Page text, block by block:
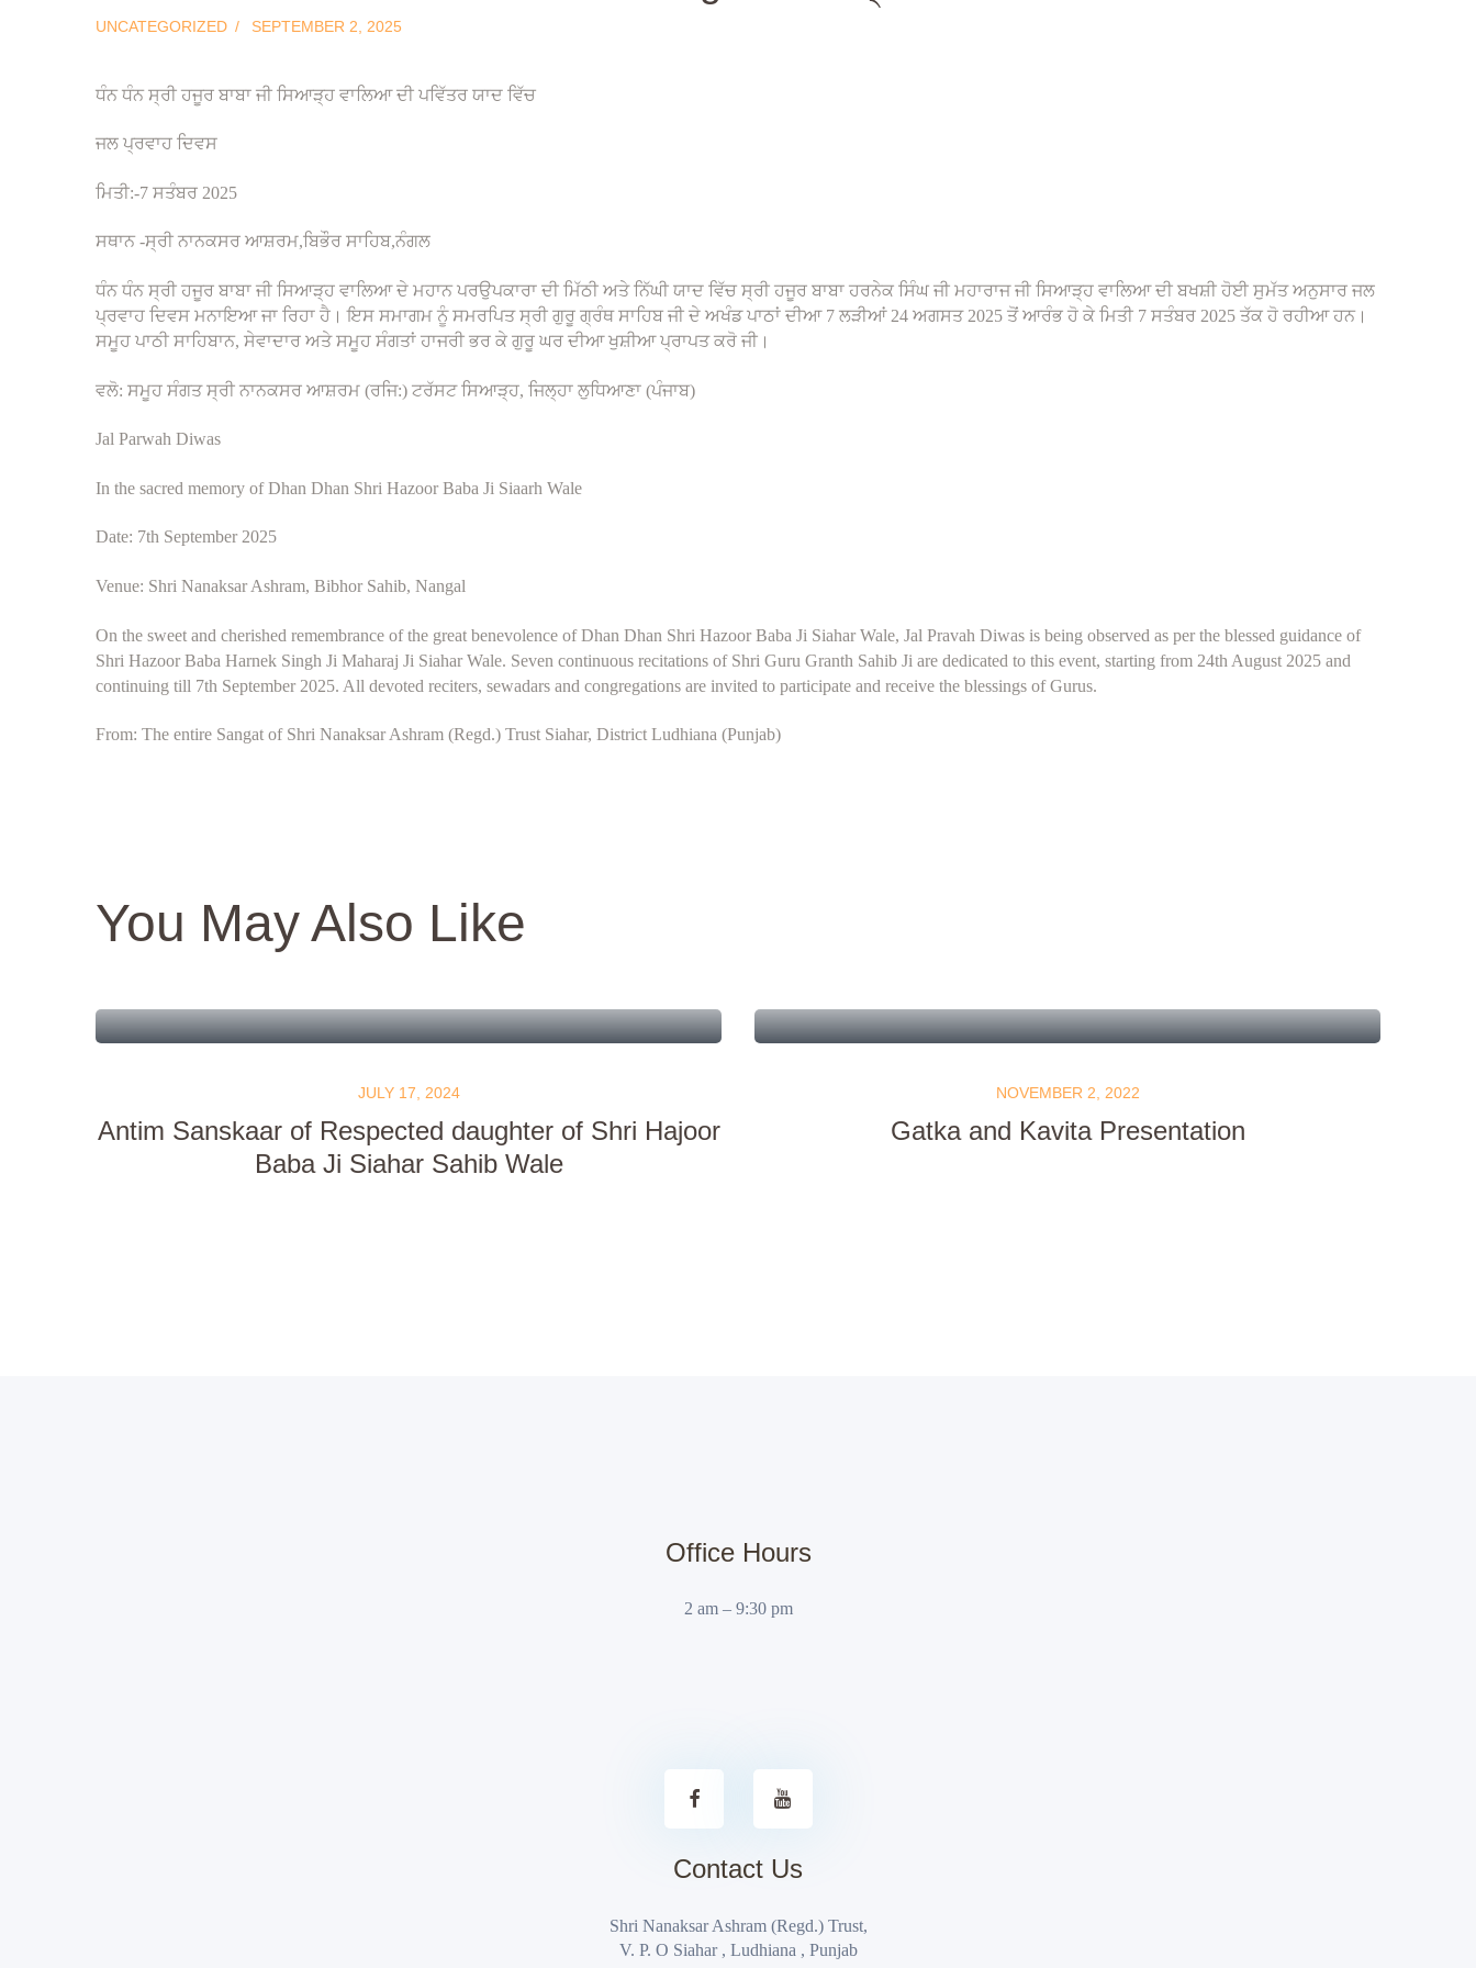
UNCATEGORIZED SEPTEMBER 2, 2025
ਧੰਨ ਧੰਨ ਸ੍ਰੀ ਹਜੂਰ ਬਾਬਾ ਜੀ ਸਿਆੜ੍ਹ ਵਾਲਿਆ ਦੀ ਪਵਿੱਤਰ ਯਾਦ ਵਿੱਚ
ਜਲ ਪ੍ਰਵਾਹ ਦਿਵਸ
ਮਿਤੀ:-7 ਸਤੰਬਰ 2025
ਸਥਾਨ -ਸ੍ਰੀ ਨਾਨਕਸਰ ਆਸ਼ਰਮ,ਬਿਭੌਰ ਸਾਹਿਬ,ਨੰਗਲ
ਧੰਨ ਧੰਨ ਸ੍ਰੀ ਹਜੂਰ ਬਾਬਾ ਜੀ ਸਿਆੜ੍ਹ ਵਾਲਿਆ ਦੇ ਮਹਾਨ ਪਰਉਪਕਾਰਾ ਦੀ ਮਿੱਠੀ ਅਤੇ ਨਿੱਘੀ ਯਾਦ ਵਿੱਚ ਸ੍ਰੀ ਹਜੂਰ ਬਾਬਾ ਹਰਨੇਕ ਸਿੰਘ ਜੀ ਮਹਾਰਾਜ ਜੀ ਸਿਆੜ੍ਹ ਵਾਲਿਆ ਦੀ ਬਖਸ਼ੀ ਹੋਈ ਸੁਮੱਤ ਅਨੁਸਾਰ ਜਲ
ਪ੍ਰਵਾਹ ਦਿਵਸ ਮਨਾਇਆ ਜਾ ਰਿਹਾ ਹੈ। ਇਸ ਸਮਾਗਮ ਨੂੰ ਸਮਰਪਿਤ ਸ੍ਰੀ ਗੁਰੂ ਗ੍ਰੰਥ ਸਾਹਿਬ ਜੀ ਦੇ ਅਖੰਡ ਪਾਠਾਂ ਦੀਆ 7 ਲੜੀਆਂ 24 ਅਗਸਤ 2025 ਤੋਂ ਆਰੰਭ ਹੋ ਕੇ ਮਿਤੀ 7 ਸਤੰਬਰ 2025 ਤੱਕ ਹੋ ਰਹੀਆ ਹਨ।
ਸਮੂਹ ਪਾਠੀ ਸਾਹਿਬਾਨ, ਸੇਵਾਦਾਰ ਅਤੇ ਸਮੂਹ ਸੰਗਤਾਂ ਹਾਜਰੀ ਭਰ ਕੇ ਗੁਰੂ ਘਰ ਦੀਆ ਖੁਸ਼ੀਆ ਪ੍ਰਾਪਤ ਕਰੋ ਜੀ।
ਵਲੋ: ਸਮੂਹ ਸੰਗਤ ਸ੍ਰੀ ਨਾਨਕਸਰ ਆਸ਼ਰਮ (ਰਜਿ:) ਟਰੱਸਟ ਸਿਆੜ੍ਹ, ਜਿਲ੍ਹਾ ਲੁਧਿਆਣਾ (ਪੰਜਾਬ)
Jal Parwah Diwas
In the sacred memory of Dhan Dhan Shri Hazoor Baba Ji Siaarh Wale
Date: 7th September 2025
Venue: Shri Nanaksar Ashram, Bibhor Sahib, Nangal
On the sweet and cherished remembrance of the great benevolence of Dhan Dhan Shri Hazoor Baba Ji Siahar Wale, Jal Pravah Diwas is being observed as per the blessed guidance of
Shri Hazoor Baba Harnek Singh Ji Maharaj Ji Siahar Wale. Seven continuous recitations of Shri Guru Granth Sahib Ji are dedicated to this event, starting from 24th August 2025 and
continuing till 7th September 2025. All devoted reciters, sewadars and congregations are invited to participate and receive the blessings of Gurus.
From: The entire Sangat of Shri Nanaksar Ashram (Regd.) Trust Siahar, District Ludhiana (Punjab)
You May Also Like
JULY 17, 2024
Antim Sanskaar of Respected daughter of Shri Hajoor
Baba Ji Siahar Sahib Wale
NOVEMBER 2, 2022
Gatka and Kavita Presentation
Office Hours
2 am – 9:30 pm
Contact Us
Shri Nanaksar Ashram (Regd.) Trust,
V. P. O Siahar , Ludhiana , Punjab